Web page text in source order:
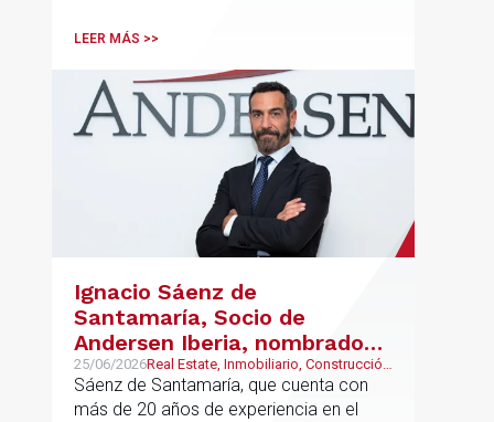
LEER MÁS >>
Ignacio Sáenz de
Santamaría, Socio de
Andersen Iberia, nombrado
director europeo de
Inmobiliario de Andersen
25/06/2026Real Estate, Inmobiliario, Construcción
y Urbanismo
Sáenz de Santamaría, que cuenta con
más de 20 años de experiencia en el